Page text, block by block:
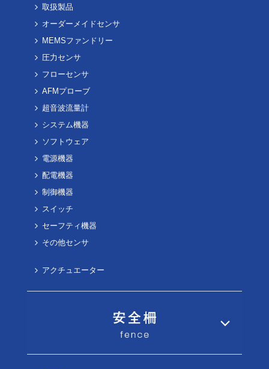
取扱製品
オーダーメイドセンサ
MEMSファンドリー
圧力センサ
フローセンサ
AFMプローブ
超音波流量計
システム機器
ソフトウェア
電源機器
配電機器
制御機器
スイッチ
セーフティ機器
その他センサ
アクチュエーター